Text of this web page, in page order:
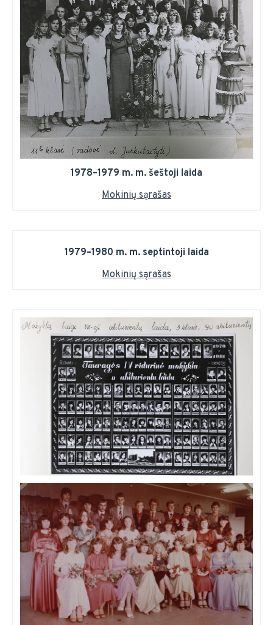
1978–1979 m. m. šeštoji laida
Mokinių sąrašas
1979–1980 m. m. septintoji laida
Mokinių sąrašas